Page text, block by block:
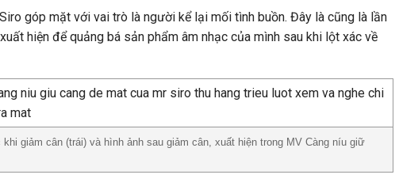
góp mặt với vai trò là người kể lại mối tình buồn. Đây là cũng là lần
hiện để quảng bá sản phẩm âm nhạc của mình sau khi lột xác về
giảm cân (trái) và hình ảnh sau giảm cân, xuất hiện trong MV Càng níu giữ